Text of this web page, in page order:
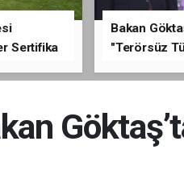
Sertifika
Bakan
"Terörsüz